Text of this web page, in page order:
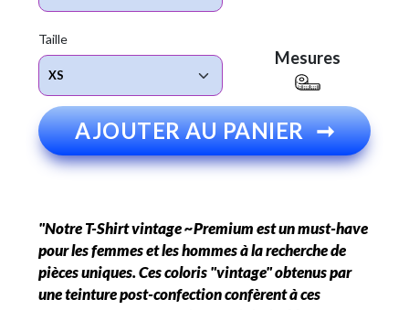
Taille
Mesures
AJOUTER AU PANIER ➞
"Notre T-Shirt vintage ~Premium est un must-have
pour les femmes et les hommes à la recherche de
pièces uniques. Ces coloris "vintage" obtenus par
une teinture post-confection confèrent à ces